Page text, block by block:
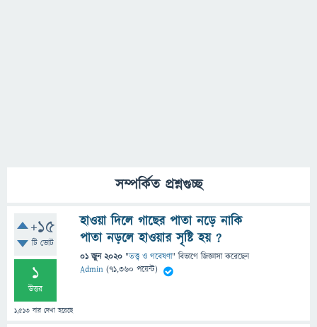
সম্পর্কিত প্রশ্নগুচ্ছ
+15
টি ভোট
1
উত্তর
1,513 বার দেখা হয়েছে
হাওয়া দিলে গাছের পাতা নড়ে নাকি
পাতা নড়লে হাওয়ার সৃষ্টি হয় ?
01 জুন 2020 "তত্ত্ব ও গবেষণা" বিভাগে জিজ্ঞাসাকরেছেন
Admin (71,360 পয়েন্ট)